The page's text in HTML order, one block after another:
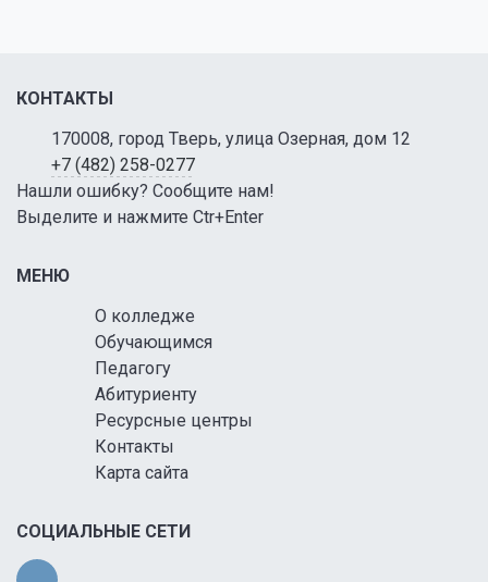
КОНТАКТЫ
170008, город Тверь, улица Озерная, дом 12
+7 (482) 258-0277
Нашли ошибку? Сообщите нам!
Выделите и нажмите Ctr+Enter
МЕНЮ
О колледже
Обучающимся
Педагогу
Абитуриенту
Ресурсные центры
Контакты
Карта сайта
СОЦИАЛЬНЫЕ СЕТИ